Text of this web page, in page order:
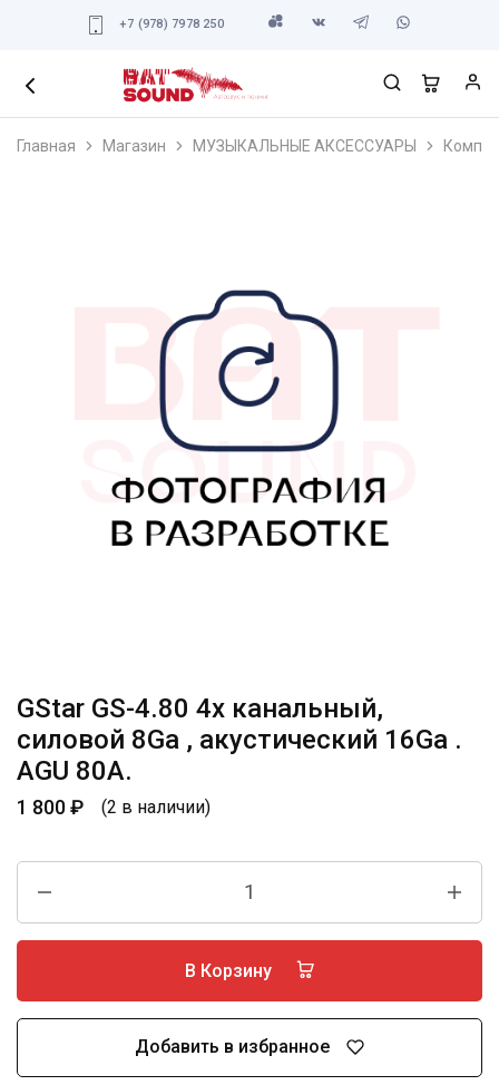
+7 (978) 7978 250
Главная Магазин МУЗЫКАЛЬНЫЕ АКСЕССУАРЫ
GStar GS-4.80 4х канальный,
силовой 8Ga , акустический 16Ga .
AGU 80А.
1 800₽ (2 в наличии)
В Корзину
Добавить в избранное